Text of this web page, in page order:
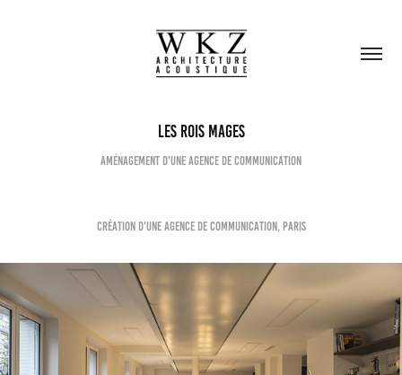
Les Rois Mages
Aménagement d'une agence de communication
création d'une agence de communication, PARIS